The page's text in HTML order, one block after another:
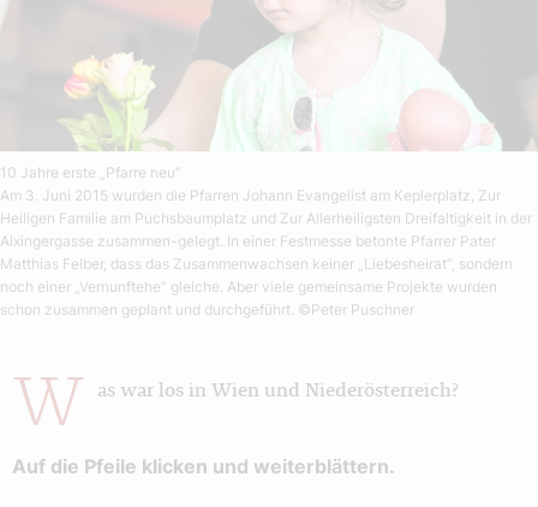
10 Jahre erste „Pfarre neu“
Am 3. Juni 2015 wurden die Pfarren Johann Evangelist am Keplerplatz, Zur
Heiligen Familie am Puchsbaumplatz und Zur Allerheiligsten Dreifaltigkeit in der
Alxingergasse zusammen-gelegt. In einer Festmesse betonte Pfarrer Pater
Matthias Felber, dass das Zusammenwachsen keiner „Liebesheirat“, sondern
noch einer „Vernunftehe“ gleiche. Aber viele gemeinsame Projekte wurden
schon zusammen geplant und durchgeführt. ©Peter Puschner
W as war los in Wien und Niederösterreich?
Auf die Pfeile klicken und weiterblättern.